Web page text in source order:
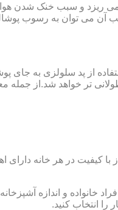
ریزد و سبب خنک شدن
می توان به رسوب
از پد سلولزی به
تر خواهد شد.از جمله
کیفیت در هر خانه
خانواده و اندازه
را انتخاب کنید.